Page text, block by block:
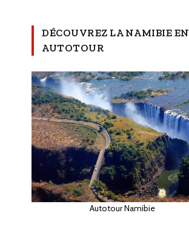
DÉCOUVREZ LA NAMIBIE EN
AUTOTOUR
Autotour Namibie